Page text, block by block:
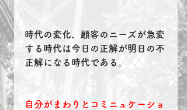
時代の変化、顧客のニーズが急変
する時代は今日の正解が明日の不
正解になる時代である。
自分がまわりとコミニュケーショ